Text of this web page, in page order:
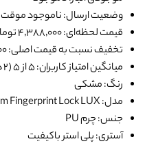
وضعیت ارسال: ناموجود موقت
قیمت لحظه‌ای: ۴٬۳۸۸٬۰۰۰ تومان
تخفیف نسبت به قیمت اصلی: ۵٬۶۲۵٬۰۰۰ تومان
میانگین امتیاز کاربران: ۵ از ۵ (۲ دیدگاه)
رنگ: مشکی
مدل: WIWU-Salem Fingerprint Lock LUX
جنس: چرم PU
آستری: پلی استر باکیفیت